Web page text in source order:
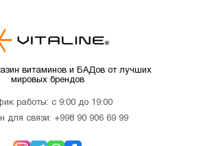
витаминов и БАДов от лучших
мировых брендов
работы: с 9:00 до 19:00
для связи: +998 90 906 69 99